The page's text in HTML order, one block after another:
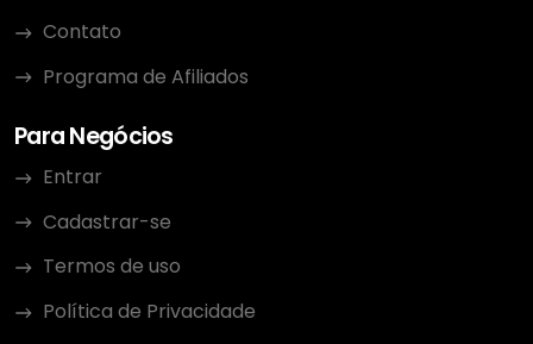
Contato
Programa de Afiliados
Para Negócios
Entrar
Cadastrar-se
Termos de uso
Política de Privacidade